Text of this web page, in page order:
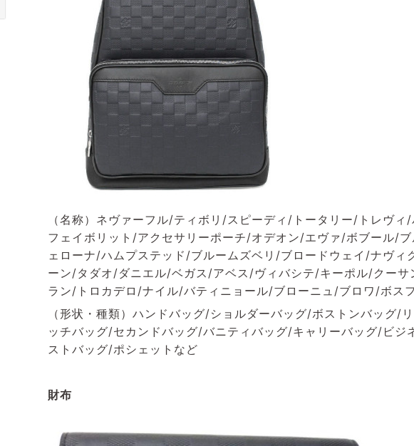
（名称）ネヴァーフル/ティボリ/スピーディ/トータリー/トレヴ
フェイボリット/アクセサリーポーチ/オデオン/エヴァ/ボブール/
ェローナ/ハムプステッド/ブルームズベリ/ブロードウェイ/ナヴ
ーン/タダオ/ダニエル/ベガス/アベス/ヴィバシテ/キーポル/クー
ラン/トロカデロ/ナイル/バティニョール/ブローニュ/ブロワ/ボス
（形状・種類）ハンドバッグ/ショルダーバッグ/ボストンバッグ/
ッチバッグ/セカンドバッグ/バニティバッグ/キャリーバッグ/ビ
ストバッグ/ポシェットなど
財布